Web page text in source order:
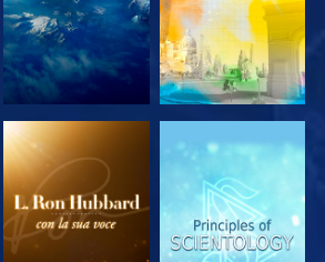
ESPLORA LE
SERIE
ESPLORA LE
SERIE